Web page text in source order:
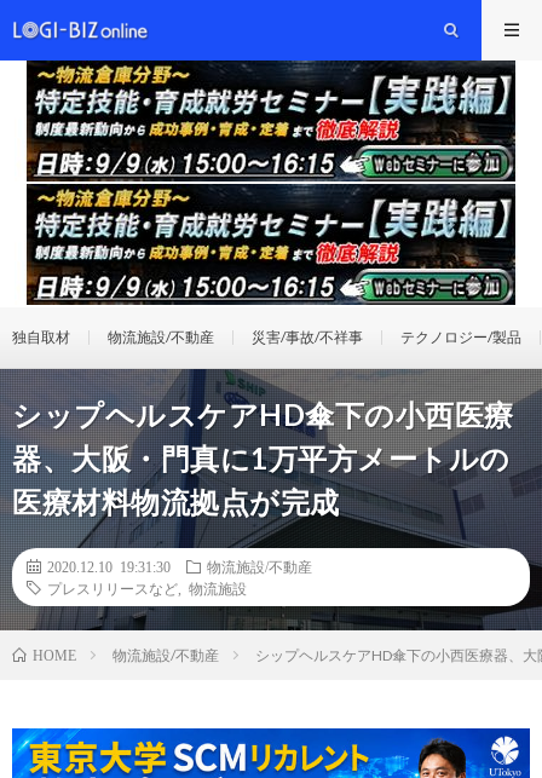
独自取材 物流施設/不動産 災害/事故/不祥事 テクノロジー/製品
シップヘルスケアHD傘下の小西医療
器、大阪・門真に1万平方メートルの
医療材料物流拠点が完成
2020.12.10 19:31:30
物流施設/不動産
プレスリリースなど
物流施設
HOME 物流施設/不動産 シップヘルスケアHD傘下の小西医療器、